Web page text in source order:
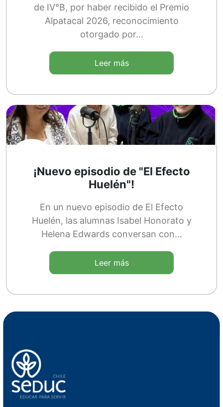
de IV°B, por haber recibido el Premio
Alpatacal 2026, reconocimiento
otorgado por…
Leer más
¡Nuevo episodio de "El Efecto
Huelén"!
En un nuevo episodio de El Efecto
Huelén, las alumnas Isabel Honorato y
Helena Edwards conversan con…
Leer más